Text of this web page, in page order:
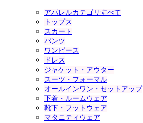
アパレルカテゴリすべて
トップス
スカート
パンツ
ワンピース
ドレス
ジャケット・アウター
スーツ・フォーマル
オールインワン・セットアップ
下着・ルームウェア
靴下・フットウェア
マタニティウェア